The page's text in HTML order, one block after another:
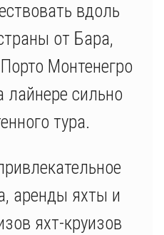
вдоль
от Бара,
Монтенегро
лайнере сильно
тура.
аренды яхты и
яхт-круизов